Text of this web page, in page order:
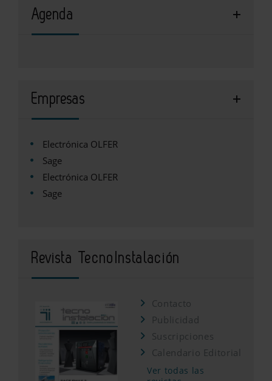
Agenda
Empresas
Electrónica OLFER
Sage
Electrónica OLFER
Sage
Revista TecnoInstalación
Contacto
Publicidad
Suscripciones
Calendario Editorial
Ver todas las